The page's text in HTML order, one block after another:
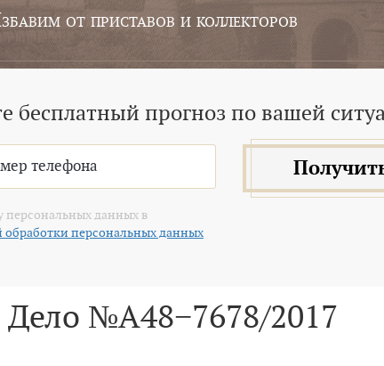
от приставов и коллекторов
бесплатный прогноз по вашей
персональных данных в
персональных данных
Дело №А48−7678/2017